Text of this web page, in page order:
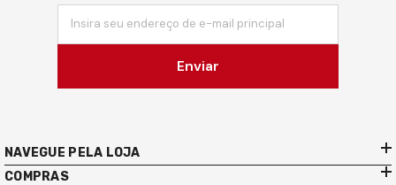
Insira seu endereço de e-mail principal
Enviar
NAVEGUE PELA LOJA
COMPRAS